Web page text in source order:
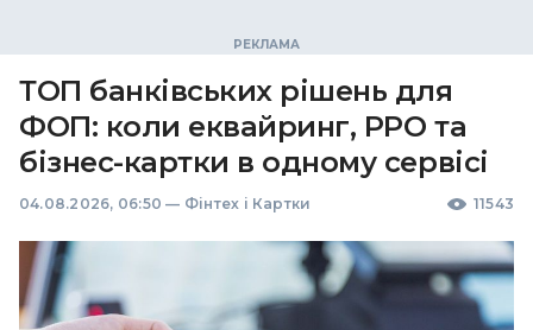
ТОП банківських рішень для
ФОП: коли еквайринг, РРО та
бізнес-картки в одному сервісі
04.08.2026, 06:50 — Фінтех і Картки 11543